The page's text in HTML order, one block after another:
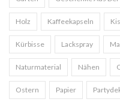
Holz Kaffeekapseln
Kürbisse Lackspray
Naturmaterial Nähen
Ostern Papier